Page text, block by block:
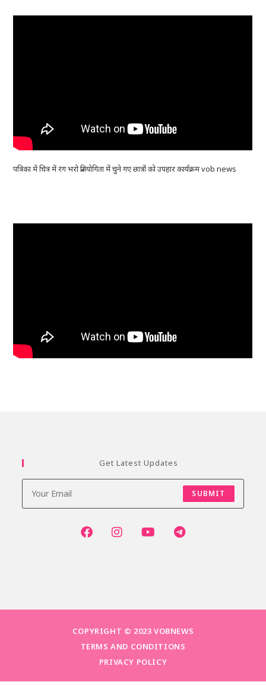
पत्रिका में चित्र में रंग भरो प्रतियोगिता में चुने गए छात्रों को उपहार कार्यक्रम vob news
Get Latest Updates
SUBMIT
COPYRIGHT © 2023 VOBNEWS
TERMS AND CONDITIONS
PRIVACY POLICY